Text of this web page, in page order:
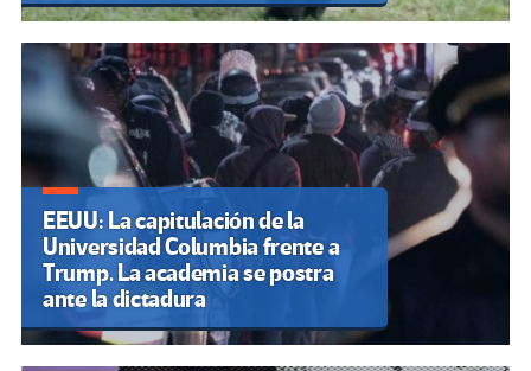
EEUU: La capitulación de la
Universidad Columbia frente a
Trump. La academia se postra
ante la dictadura